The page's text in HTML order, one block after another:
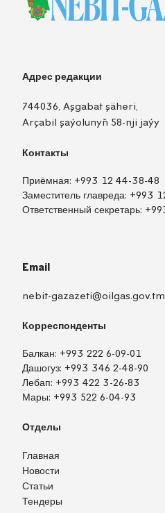
Адрес редакции
744036, Aşgabat şäheri,
Arçabil şaýolunyň 58-nji jaýy
Контакты
Приёмная: +993 12 44-38-48
Заместитель главреда: +993
Ответственный секретарь:
Email
nebit-gazazeti@oilgas.gov.tm
Корреспонденты
Балкан: +993 222 6-09-01
Дашогуз: +993 346 2-48-90
Лебап: +993 422 3-26-83
Мары: +993 522 6-04-93
Отделы
Главная
Новости
Статьи
Тендеры